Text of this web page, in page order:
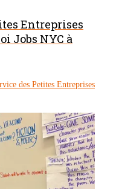
Entreprises
Jobs NYC à
des Petites Entreprises